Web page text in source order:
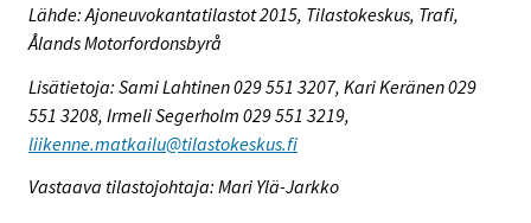
Lähde: Ajoneuvokantatilastot 2015, Tilastokeskus, Trafi,
Ålands Motorfordonsbyrå
Lisätietoja: Sami Lahtinen 029 551 3207, Kari Keränen 029
551 3208, Irmeli Segerholm 029 551 3219,
liikenne.matkailu@tilastokeskus.fi
Vastaava tilastojohtaja: Mari Ylä-Jarkko